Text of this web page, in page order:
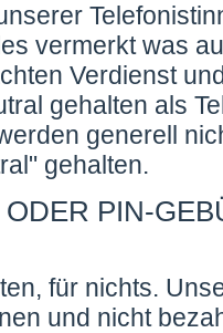
vermerkt was
Verdienst
gehalten als
generell
gehalten.
PIN-
für nichts.
und nicht